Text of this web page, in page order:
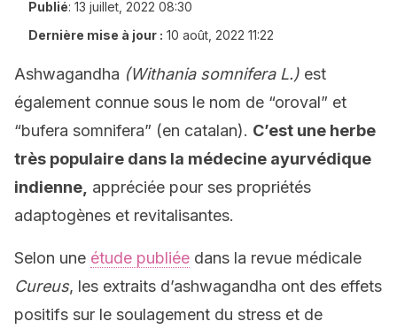
Publié: 13 juillet, 2022 08:30
Dernière mise à jour : 10 août, 2022 11:22
Ashwagandha (Withania somnifera L.) est
également connue sous le nom de “oroval” et
“bufera somnifera” (en catalan). C’est une herbe
très populaire dans la médecine ayurvédique
indienne, appréciée pour ses propriétés
adaptogènes et revitalisantes.
Selon une étude publiée dans la revue médicale
Cureus, les extraits d’ashwagandha ont des effets
positifs sur le soulagement du stress et de